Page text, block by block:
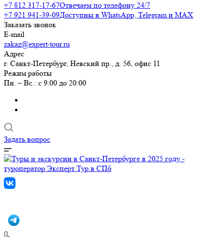
+7 812 317-17-67Отвечаем по телефону 24/7
+7 921 941-39-09Доступны в WhatsApp, Telegram и MAX
Заказать звонок
E-mail
zakaz@expert-tour.ru
Адрес
г. Санкт-Петербург, Невский пр., д. 56, офис 11
Режим работы
Пн. – Вс.: с 9:00 до 20:00
Задать вопрос